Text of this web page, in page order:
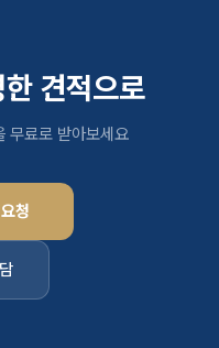
견적으로
무료로 받아보세요
청